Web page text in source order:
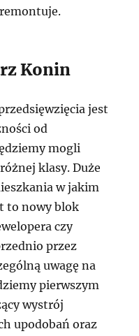
Konin
jest
od
mogli
klasy. Duże
w jakim
to nowy blok
czy
przez
uwagę na
pierwszym
wystrój
upodobań oraz